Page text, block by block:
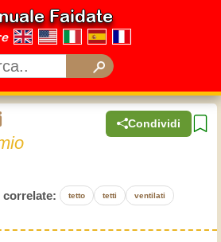
Faidate
Condividi
correlate: tetto tetti ventilati